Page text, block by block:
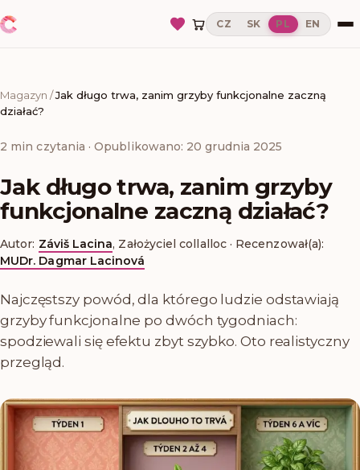
CZ SK PL EN
Magazyn /Jak długo trwa, zanim grzyby funkcjonalne zaczną
działać?
2 min czytania · Opublikowano: 20 grudnia 2025
Jak długo trwa, zanim grzyby
funkcjonalne zaczną działać?
Autor: Záviš Lacina, Założyciel collalloc· Recenzował(a):
MUDr. Dagmar Lacinová
Najczęstszy powód, dla którego ludzie odstawiają
grzyby funkcjonalne po dwóch tygodniach:
spodziewali się efektu zbyt szybko. Oto realistyczny
przegląd.